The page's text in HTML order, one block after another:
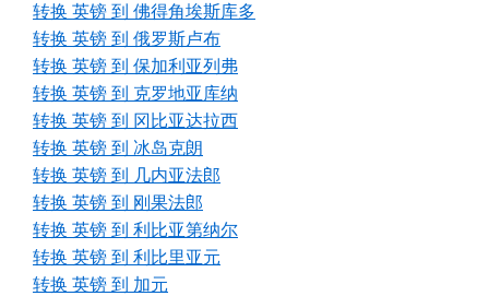
转换 英镑 到 佛得角埃斯库多
转换 英镑 到 俄罗斯卢布
转换 英镑 到 保加利亚列弗
转换 英镑 到 克罗地亚库纳
转换 英镑 到 冈比亚达拉西
转换 英镑 到 冰岛克朗
转换 英镑 到 几内亚法郎
转换 英镑 到 刚果法郎
转换 英镑 到 利比亚第纳尔
转换 英镑 到 利比里亚元
转换 英镑 到 加元